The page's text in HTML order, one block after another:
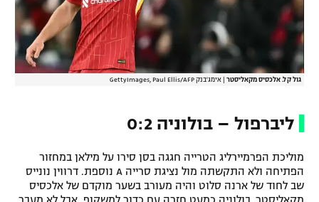
גול קל. אלכסיס מקאליסטר אימג'בנק GettyImages, Paul Ellis/AFP
ליברפול – בולוניה 0:2
מוליכת הפרמיירליג הטרייה חגגה בסן סירו על מילאן במחזור
הפתיחה ולא התקשתה מול נציגת סרייה A נוספת. דרווין נונייס
שב לחוד של ארנה סלוט והיה מעורב בשער מוקדם של אלכסיס